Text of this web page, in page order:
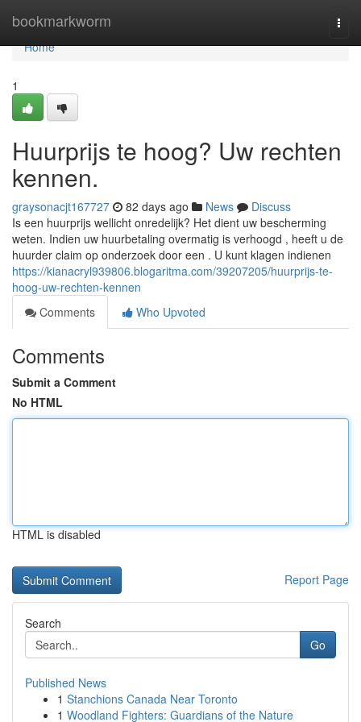
bookmarkworm
Home
Home
1
Huurprijs te hoog? Uw rechten
kennen.
graysonacjt167727 82 days ago News
Discuss
Is een huurprijs wellicht onredelijk? Het dient uw bescherming
weten. Indien uw huurbetaling overmatig is verhoogd , heeft u de
huurder claim op onderzoek door een . U kunt klagen indienen
https://kianacryl939806.blogaritma.com/39207205/huurprijs-te-
hoog-uw-rechten-kennen
Comments
Who Upvoted
Comments
Submit a Comment
No HTML
HTML is disabled
Report Page
Search
Go
Published News
1 Stanchions Canada Near Toronto
1 Woodland Fighters: Guardians of the Nature